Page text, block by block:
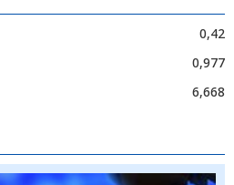
0,42
0,977
6,668